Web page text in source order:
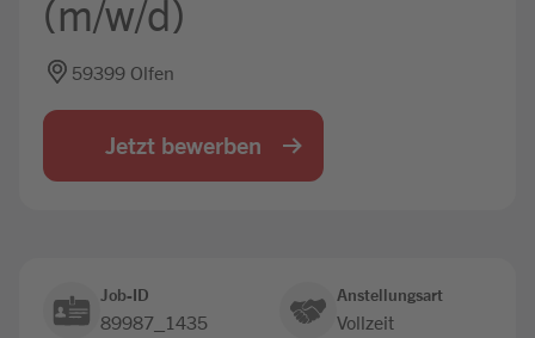
(m/w/d)
59399 Olfen
Jetzt bewerben
Job-ID
89987_1435
Anstellungsart
Vollzeit